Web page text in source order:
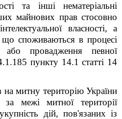
та інші нематеріальні
майнових прав стосовно
власності, а
споживаються в процесі
або провадження певної
пункту 14.1 статті 14
на митну територію України
за межі митної території
дій, пов'язаних із